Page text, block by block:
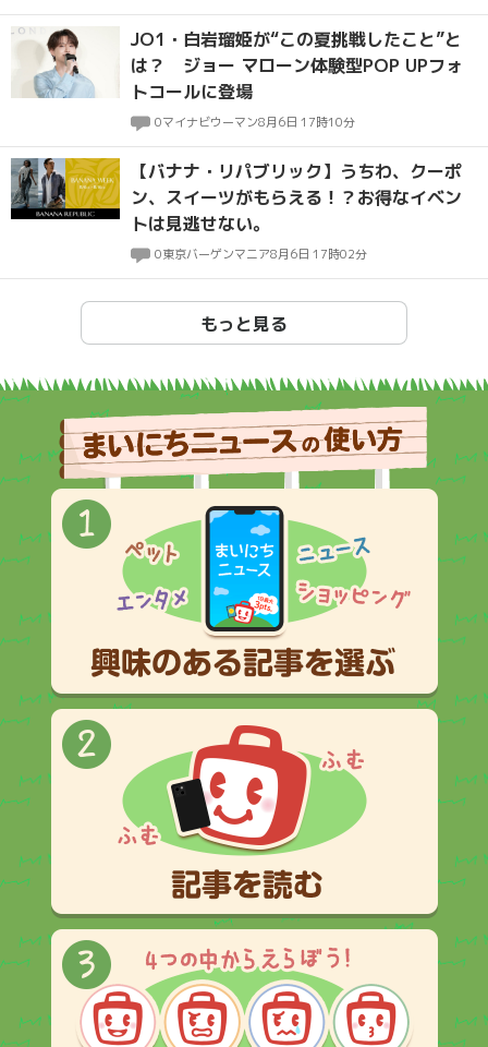
JO1・白岩瑠姫が“この夏挑戦したこと”と
は？ ジョー マローン体験型POP UPフォ
トコールに登場
0マイナビウーマン8月6日 17時10分
【バナナ・リパブリック】うちわ、クーポ
ン、スイーツがもらえる！？お得なイベン
トは見逃せない。
0東京バーゲンマニア8月6日 17時02分
もっと見る